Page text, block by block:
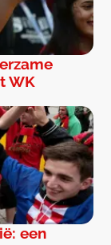
WK
een